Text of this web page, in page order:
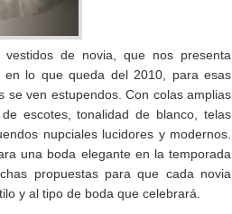
de novia, que nos presenta
lo que queda del 2010, para esas
se ven estupendos. Con colas amplias
escotes, tonalidad de blanco, telas
nupciales lucidores y modernos.
una boda elegante en la temporada
propuestas para que cada novia
y al tipo de boda que celebrará.